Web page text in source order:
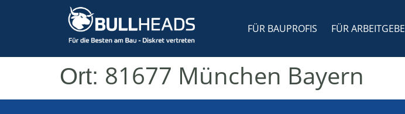
FÜR BAUPROFIS FÜR
Ort: 81677 München Bayern